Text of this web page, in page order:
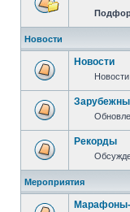
Новости
Новости
Рекорды
Мероприятия